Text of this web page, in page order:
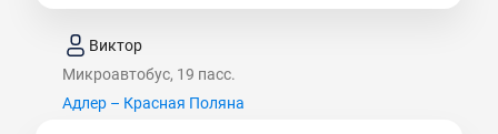
Виктор
Микроавтобус, 19 пасс.
Адлер – Красная Поляна